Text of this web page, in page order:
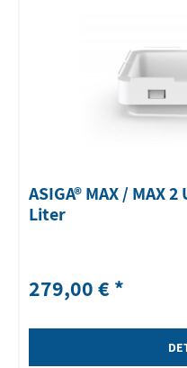
ASIGA® MAX / MAX
Liter
279,00 € *